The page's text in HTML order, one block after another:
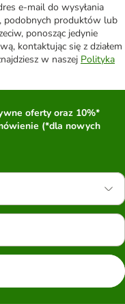
e-mail do wysyłania
podobnych produktów lub
ponosząc jedynie
kontaktując się z działem
w naszej Polityka
oferty oraz 10%*
(*dla nowych